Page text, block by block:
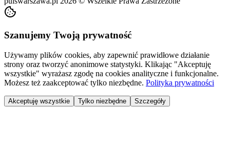
Szanujemy Twoją prywatność
Używamy plików cookies, aby zapewnić prawidłowe działanie
strony oraz tworzyć anonimowe statystyki. Klikając "Akceptuję
wszystkie" wyrażasz zgodę na cookies analityczne i funkcjonalne.
Możesz też zaakceptować tylko niezbędne. Polityka prywatności
Akceptuję wszystkie Tylko niezbędne Szczegóły